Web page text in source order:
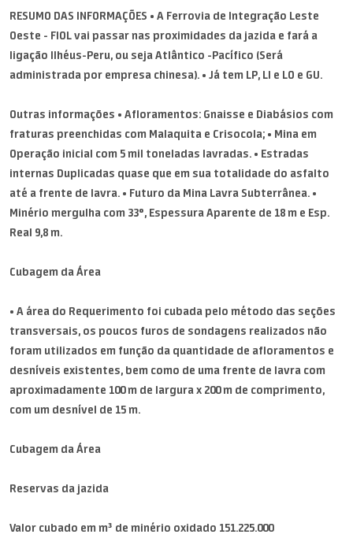
RESUMO DAS INFORMAÇÕES • A Ferrovia de Integração Leste
Oeste - FIOL vai passar nas proximidades da jazida e fará a
ligação Ilhéus-Peru, ou seja Atlântico -Pacífico (Será
administrada por empresa chinesa). • Já tem LP, LI e LO e GU.
Outras informações • Afloramentos: Gnaisse e Diabásios com
fraturas preenchidas com Malaquita e Crisocola; • Mina em
Operação inicial com 5 mil toneladas lavradas. • Estradas
internas Duplicadas quase que em sua totalidade do asfalto
até a frente de lavra. • Futuro da Mina Lavra Subterrânea. •
Minério mergulha com 33°, Espessura Aparente de 18 m e Esp.
Real 9,8 m.
Cubagem da Área
• A área do Requerimento foi cubada pelo método das seções
transversais, os poucos furos de sondagens realizados não
foram utilizados em função da quantidade de afloramentos e
desníveis existentes, bem como de uma frente de lavra com
aproximadamente 100 m de largura x 200 m de comprimento,
com um desnível de 15 m.
Cubagem da Área
Reservas da jazida
Valor cubado em m³ de minério oxidado 151.225.000